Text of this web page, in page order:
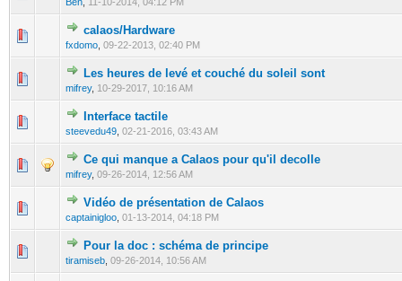
calaos/Hardware
fxdomo 09-22-2013, 02:40 PM
1 Vote(s) - 5 out of 5 in Average
Les heures de levé et couché du soleil sont
mifrey, 10-29-2017, 10:16 AM
0 Vote(s) - 0 out of 5 in Average
12345
Interface tactile
steevedu49 02-21-2016, 03:43 AM
0 Vote(s) - 0 out of 5 in Average
Ce qui manque a Calaos pour qu'il decolle
mifrey, 09-26-2014, 12:56 AM
0 Vote(s) - 0 out of 5 in Average
12345
Vidéo de présentation de Calaos
captainigloo 01-13-2014, 04:18 PM
0 Vote(s) - 0 out of 5 in Average
123 45
Pour la doc : schéma de principe
tiramiseb 09-26-2014, 10:56 AM
1 Vote(s) - 1 out of 5 in Average
12345